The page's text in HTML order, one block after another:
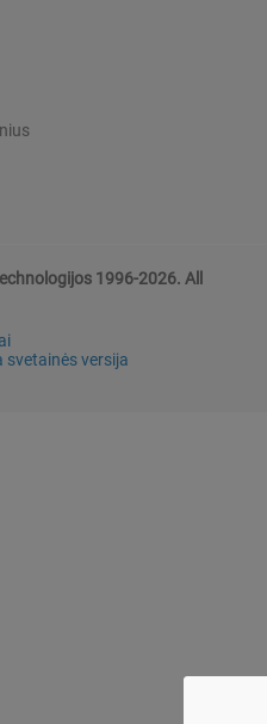
1996-2026. All
svetainės versija